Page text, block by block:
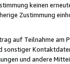
keinen
Zustimmung
auf Teilnahme
sonstiger
und andere